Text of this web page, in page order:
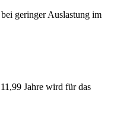
geringer Auslastung im
Jahre wird für das